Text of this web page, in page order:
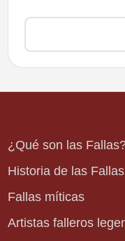
¿Qué son las
Historia de las Fallas
Fallas míticas
Artistas falleros